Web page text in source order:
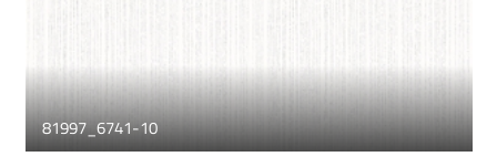
81997_6741-10